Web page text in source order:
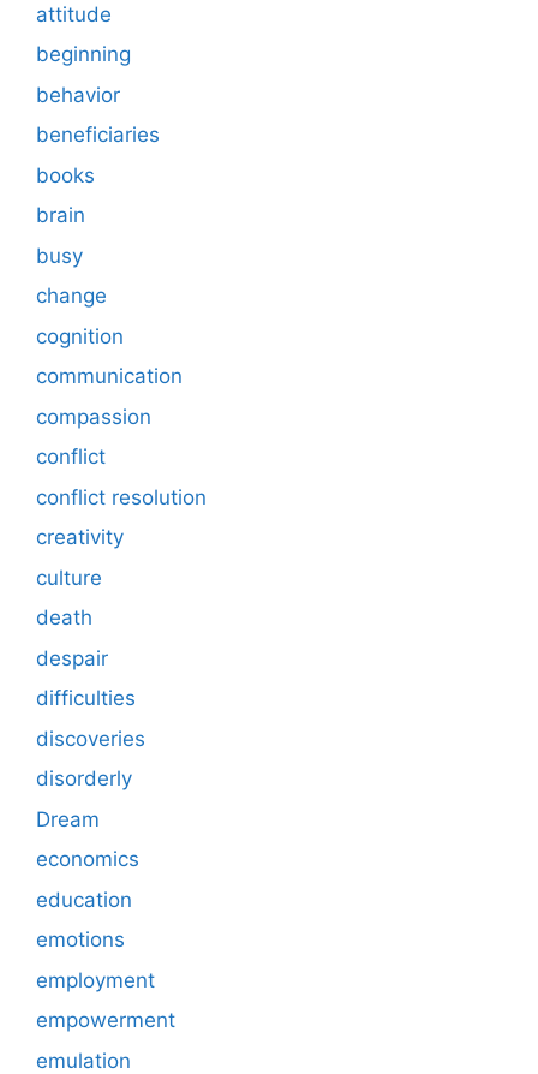
attitude
beginning
behavior
beneficiaries
books
brain
busy
change
cognition
communication
compassion
conflict
conflict resolution
creativity
culture
death
despair
difficulties
discoveries
disorderly
Dream
economics
education
emotions
employment
empowerment
emulation